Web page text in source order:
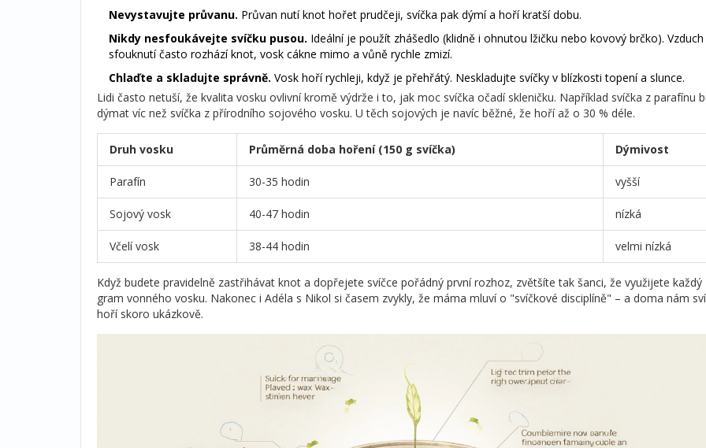
Nevystavujte průvanu. Průvan nutí knot hořet prudčeji, svíčka pak dýmí a hoří kratší dobu.
Nikdy nesfoukávejte svíčku pusou. Ideální je použít zhášedlo (klidně i ohnutou lžičku nebo kovový brčko).
sfouknutí často rozhází knot, vosk cákne mimo a vůně rychle zmizí.
Chlaďte a skladujte správně. Vosk hoří rychleji, když je přehřátý. Neskladujte svíčky v blízkosti topení a slunce.
Lidi často netuší, že kvalita vosku ovlivní kromě výdrže i to, jak moc svíčka očadí skleničku. Například svíčka z parafínu
dýmat víc než svíčka z přírodního sojového vosku. U těch sojových je navíc běžné, že hoří až o 30 % déle.
Druh vosku Průměrná doba hoření (150 g svíčka) Dýmivost
Parafín 30-35 hodin vyšší
Sojový vosk 40-47 hodin nízká
Včelí vosk 38-44 hodin velmi nízká
Když budete pravidelně zastřihávat knot a dopřejete svíčce pořádný první rozhoz, zvětšíte tak šanci, že využijete každý
gram vonného vosku. Nakonec i Adéla s Nikol si časem zvykly, že máma mluví o "svíčkové disciplíně" – a doma nám
hoří skoro ukázkově.